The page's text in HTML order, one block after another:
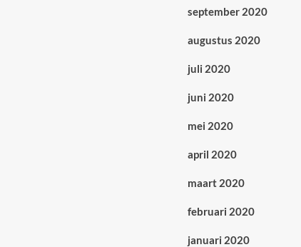
september 2020
augustus 2020
juli 2020
juni 2020
mei 2020
april 2020
maart 2020
februari 2020
januari 2020